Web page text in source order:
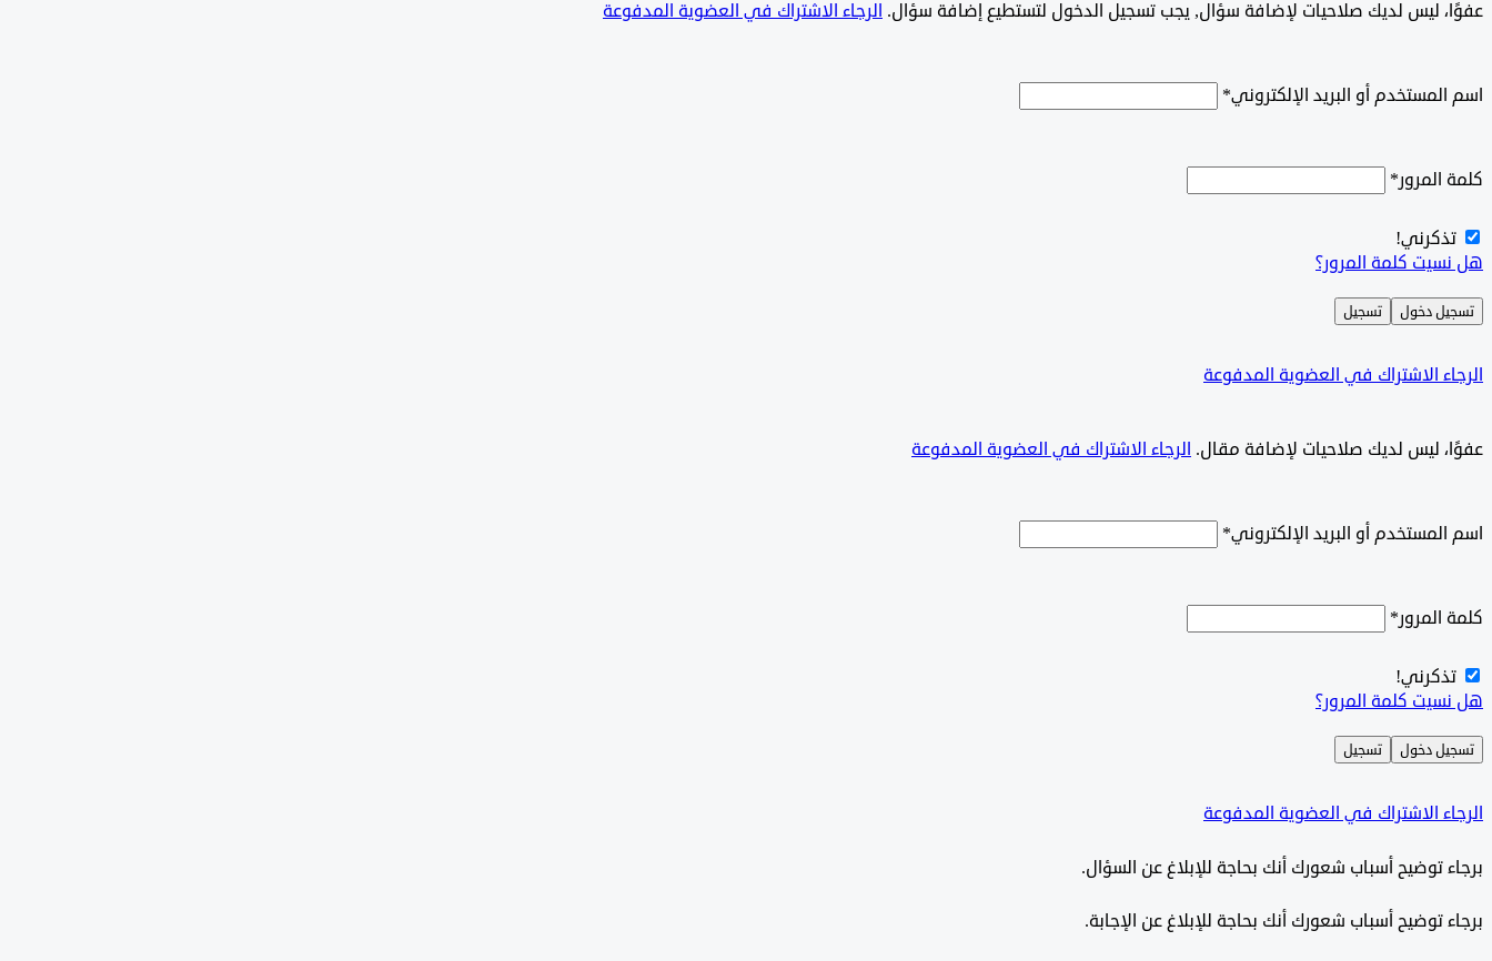
‫‫‫عفوًا، ليس لديك صلاحيات لإضافة سؤال, يجب تسجيل الدخول لتستطيع إضافة سؤال. الرجاء الاشتراك في العضوية المدفوعة
اسم المستخدم أو البريد الإلكتروني*
كلمة المرور*
تذكرني!
هل نسيت كلمة المرور؟
تسجيل دخول تسجيل
الرجاء الاشتراك في العضوية المدفوعة
‫‫عفوًا، ليس لديك صلاحيات لإضافة مقال. الرجاء الاشتراك في العضوية المدفوعة
اسم المستخدم أو البريد الإلكتروني*
كلمة المرور*
تذكرني!
هل نسيت كلمة المرور؟
تسجيل دخول تسجيل
الرجاء الاشتراك في العضوية المدفوعة
برجاء توضيح أسباب شعورك أنك بحاجة للإبلاغ عن السؤال.
برجاء توضيح أسباب شعورك أنك بحاجة للإبلاغ عن الإجابة.